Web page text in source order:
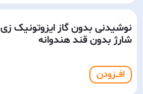
نوشیدنی بدون گاز ایزوتونیک زی
شارژ بدون قند هندوانه
افـــزودن